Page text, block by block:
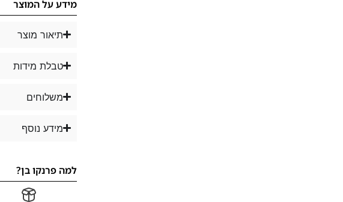
מידע על המוצר
תיאור מוצר
טבלת מידות
משלוחים
מידע נוסף
למה פרנקו בן?